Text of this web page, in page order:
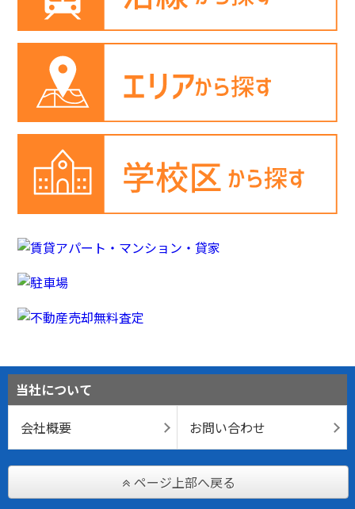
当社について
会社概要
お問い合わせ
ページ上部へ戻る